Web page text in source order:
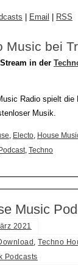
Email RSS
Music bei
in der
Radio spielt
Musik.
, Electo, House
Podcast, Techno
Music
2021
,Techno
Podcasts